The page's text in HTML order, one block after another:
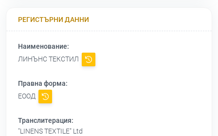
РЕГИСТЪРНИ ДАННИ
Наименование:
ЛИНЪНС ТЕКСТИЛ
Правна форма:
ЕООД
Транслитерация:
"LINENS TEXTILE" Ltd